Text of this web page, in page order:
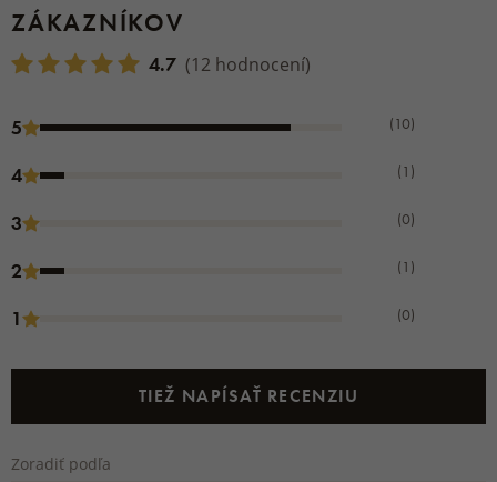
ZÁKAZNÍKOV
4.7 (12 hodnocení)
5 (10)
4 (1)
3 (0)
2 (1)
1 (0)
TIEŽ NAPÍSAŤ RECENZIU
Zoradiť podľa